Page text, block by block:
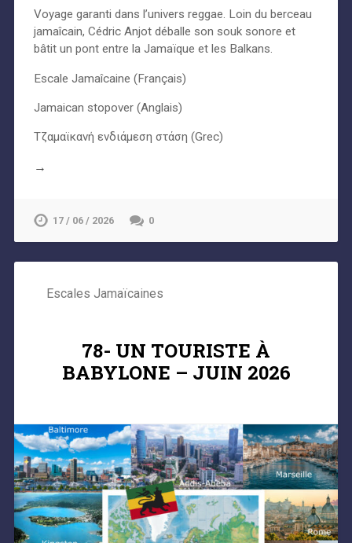
Voyage garanti dans l’univers reggae. Loin du berceau
jamaîcain, Cédric Anjot déballe son souk sonore et
bâtit un pont entre la Jamaïque et les Balkans.
Escale Jamaîcaine (Français)
Jamaican stopover (Anglais)
Τζαμαϊκανή ενδιάμεση στάση (Grec)
→
17 / 06 / 2026 0
Escales Jamaïcaines
78- UN TOURISTE À
BABYLONE – JUIN 2026